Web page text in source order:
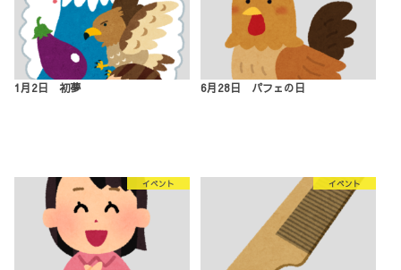
1月2日 初夢 6月28日 パフェの日
イベント イベント